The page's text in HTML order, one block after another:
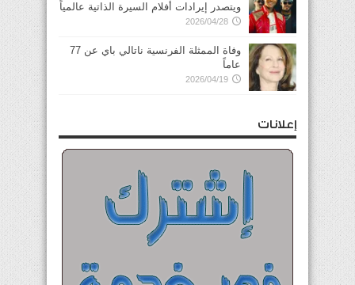
ويتصدر إيرادات أفلام السيرة الذاتية عالمياً
2026/04/28
وفاة الممثلة الفرنسية ناتالي باي عن 77
عاماً
2026/04/19
إعلانات